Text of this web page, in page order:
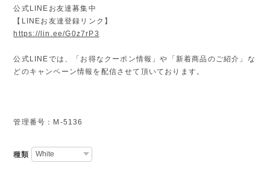
公式LINEお友達募集中
【LINEお友達登録リンク】
https://lin.ee/G0z7rP3
公式LINEでは、「お得なクーポン情報」や「新着商品のご紹介」な
どのキャンペーン情報を配信させて頂いております。
管理番号：M-5136
種類